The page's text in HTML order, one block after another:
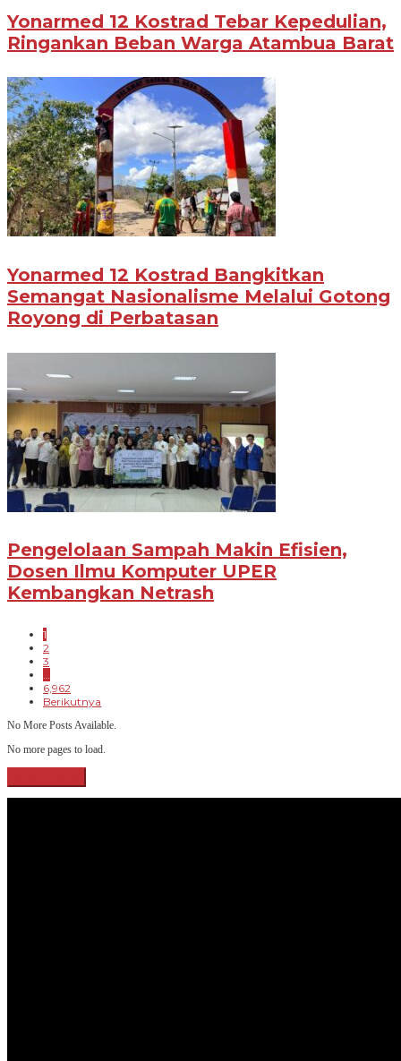
Yonarmed 12 Kostrad Tebar Kepedulian,
Ringankan Beban Warga Atambua Barat
Yonarmed 12 Kostrad Bangkitkan
Semangat Nasionalisme Melalui Gotong
Royong di Perbatasan
Pengelolaan Sampah Makin Efisien,
Dosen Ilmu Komputer UPER
Kembangkan Netrash
1
2
3
6,962
Berikutnya
No More Posts Available.
No more pages to load.